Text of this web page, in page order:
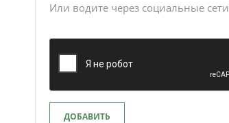
Или водите через социальные сети
ДОБАВИТЬ